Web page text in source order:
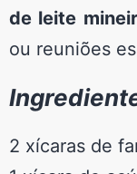
de leite
ou reuniões
2 xícaras de